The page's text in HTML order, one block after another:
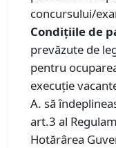
concursului/
Condiţiile de
prevăzute de
pentru
execuţie
A. să
art.3 al
Hotărârea